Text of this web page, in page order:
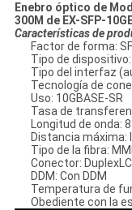
Enebro óptico de
300M de EX-SFP-
Características de
Factor de forma:
Tipo de
Tipo del interfaz
Tecnología de
Uso: 10GBASE-SR
Tasa de
Longitud de onda:
Distancia máxima:
Tipo de la fibra:
Conector: DuplexLC
DDM: Con DDM
Temperatura de
Obediente con la